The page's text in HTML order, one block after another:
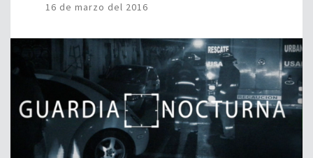
16 de marzo del 2016